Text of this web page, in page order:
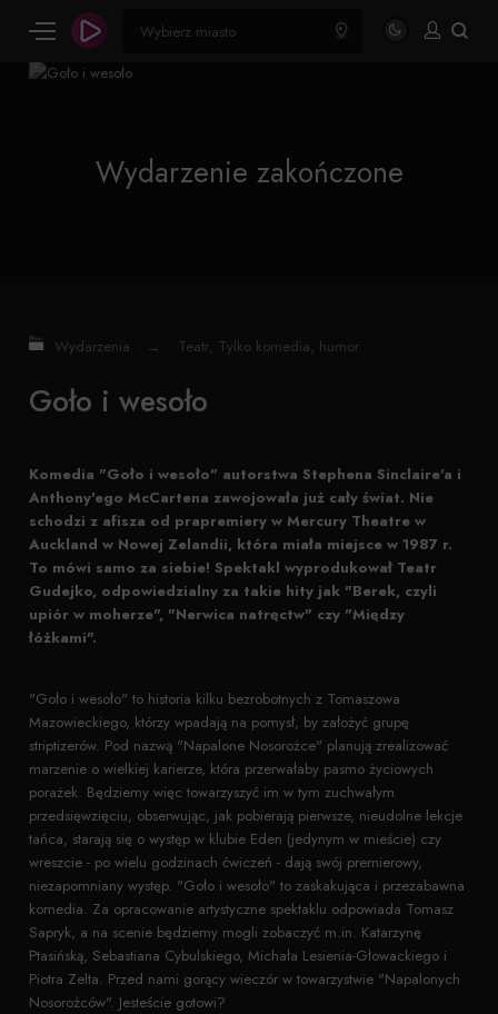
Wydarzenie zakończone
Wydarzenia → Teatr, Tylko komedia, humor
Goło i wesoło
Komedia "Goło i wesoło" autorstwa Stephena Sinclaire'a i
Anthony'ego McCartena zawojowała już cały świat. Nie
schodzi z afisza od prapremiery w Mercury Theatre w
Auckland w Nowej Zelandii, która miała miejsce w 1987 r.
To mówi samo za siebie! Spektakl wyprodukował Teatr
Gudejko, odpowiedzialny za takie hity jak "Berek, czyli
upiór w moherze", "Nerwica natręctw" czy "Między
łóżkami".
"Goło i wesoło" to historia kilku bezrobotnych z Tomaszowa
Mazowieckiego, którzy wpadają na pomysł, by założyć grupę
striptizerów. Pod nazwą "Napalone Nosorożce" planują zrealizować
marzenie o wielkiej karierze, która przerwałaby pasmo życiowych
porażek. Będziemy więc towarzyszyć im w tym zuchwałym
przedsięwzięciu, obserwując, jak pobierają pierwsze, nieudolne lekcje
tańca, starają się o występ w klubie Eden (jedynym w mieście) czy
wreszcie - po wielu godzinach ćwiczeń - dają swój premierowy,
niezapomniany występ. "Goło i wesoło" to zaskakująca i przezabawna
komedia. Za opracowanie artystyczne spektaklu odpowiada Tomasz
Sapryk, a na scenie będziemy mogli zobaczyć m.in. Katarzynę
Ptasińską, Sebastiana Cybulskiego, Michała Lesienia-Głowackiego i
Piotra Zelta. Przed nami gorący wieczór w towarzystwie "Napalonych
Nosorożców". Jesteście gotowi?